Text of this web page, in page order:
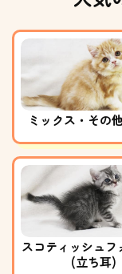
ミックス・その
スコティッシュフ
(立ち耳)